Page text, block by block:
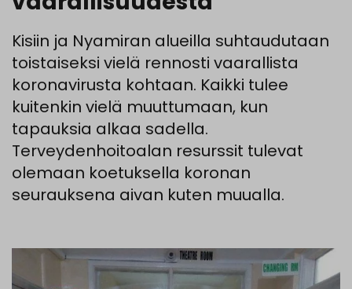
Kisiin ja Nyamiran alueilla suhtaudutaan
toistaiseksi vielä rennosti vaarallista
koronavirusta kohtaan. Kaikki tulee
kuitenkin vielä muuttumaan, kun
tapauksia alkaa sadella.
Terveydenhoitoalan resurssit tulevat
olemaan koetuksella koronan
seurauksena aivan kuten muualla.